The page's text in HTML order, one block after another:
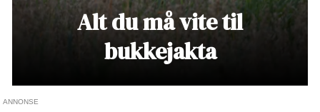
Alt du må vite til
bukkejakta
ANNONSE